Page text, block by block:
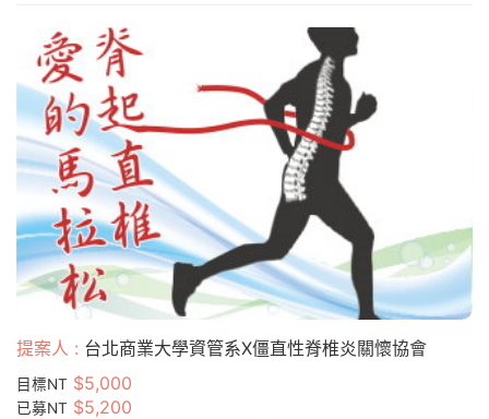
提案人 : 台北商業大學資管系X僵直性脊椎炎關懷協會
目標NT $5,000
已募NT $5,200